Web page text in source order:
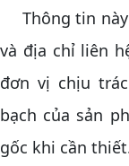
Thông tin này
và địa chỉ liên
đơn vị chịu
bạch của sản
gốc khi cần